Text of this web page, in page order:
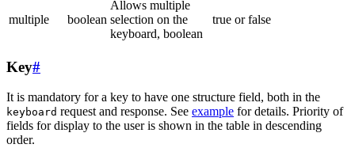
multiple boolean
Allows multiple
selection on the
keyboard, boolean
true or false
Key#
It is mandatory for a key to have one structure field, both in the
keyboard request and response. See example for details. Priority of
fields for display to the user is shown in the table in descending
order.